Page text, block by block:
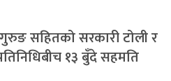
गुरुङ सहितको सरकारी टोली र
१३ बुँदे सहमति